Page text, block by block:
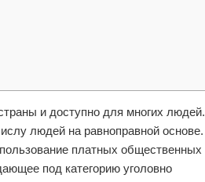
и доступно для многих людей.
людей на равноправной основе.
платных общественных
под категорию уголовно